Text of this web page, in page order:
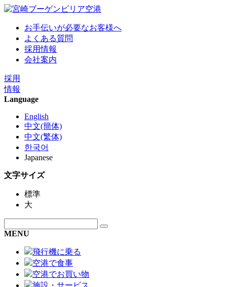
お手伝いが必要なお客様へ
よくある質問
採用情報
会社案内
採用
情報
Language
English
中文(簡体)
中文(繁体)
한국어
Japanese
文字サイズ
標準
大
MENU
飛行機に乗る
空港で食事
空港でお買い物
施設・サービス